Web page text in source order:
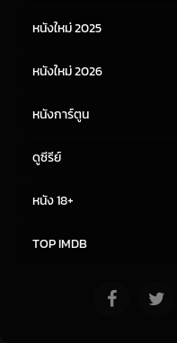
หนังจีน
หนังใหม่ 2025
หนังใหม่ 2026
หนังการ์ตูน
ดูซีรีย์
หนัง 18+
TOP IMDB